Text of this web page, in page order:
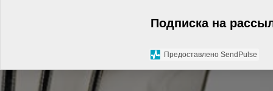
Подписка на
Предоставлено SendPulse